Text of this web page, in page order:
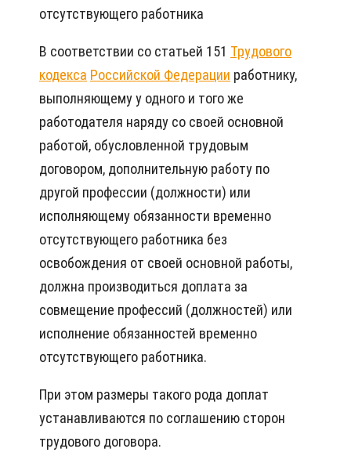
отсутствующего работника
В соответствии со статьей 151 Трудового
кодекса Российской Федерации работнику,
выполняющему у одного и того же
работодателя наряду со своей основной
работой, обусловленной трудовым
договором, дополнительную работу по
другой профессии (должности) или
исполняющему обязанности временно
отсутствующего работника без
освобождения от своей основной работы,
должна производиться доплата за
совмещение профессий (должностей) или
исполнение обязанностей временно
отсутствующего работника.
При этом размеры такого рода доплат
устанавливаются по соглашению сторон
трудового договора.